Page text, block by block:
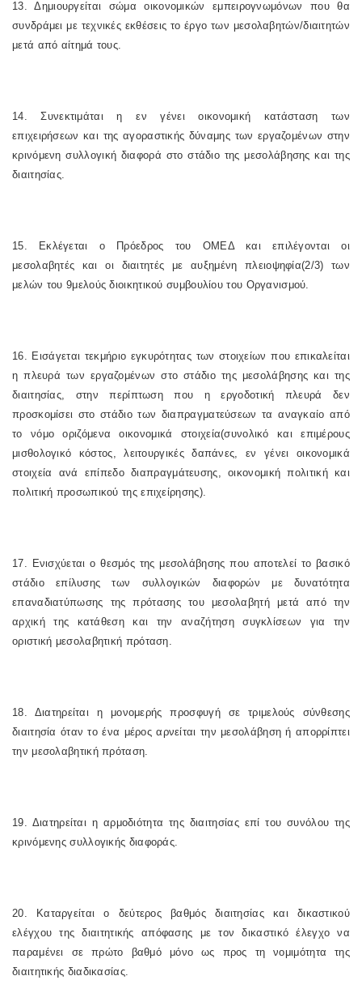
13. Δημιουργείται σώμα οικονομικών εμπειρογνωμόνων που θα
συνδράμει με τεχνικές εκθέσεις το έργο των μεσολαβητών/διαιτητών
μετά από αίτημά τους.
14. Συνεκτιμάται η εν γένει οικονομική κατάσταση των
επιχειρήσεων και της αγοραστικής δύναμης των εργαζομένων στην
κρινόμενη συλλογική διαφορά στο στάδιο της μεσολάβησης και της
διαιτησίας.
15. Εκλέγεται ο Πρόεδρος του ΟΜΕΔ και επιλέγονται οι
μεσολαβητές και οι διαιτητές με αυξημένη πλειοψηφία(2/3) των
μελών του 9μελούς διοικητικού συμβουλίου του Οργανισμού.
16. Εισάγεται τεκμήριο εγκυρότητας των στοιχείων που επικαλείται
η πλευρά των εργαζομένων στο στάδιο της μεσολάβησης και της
διαιτησίας, στην περίπτωση που η εργοδοτική πλευρά δεν
προσκομίσει στο στάδιο των διαπραγματεύσεων τα αναγκαίο από
το νόμο οριζόμενα οικονομικά στοιχεία(συνολικό και επιμέρους
μισθολογικό κόστος, λειτουργικές δαπάνες, εν γένει οικονομικά
στοιχεία ανά επίπεδο διαπραγμάτευσης, οικονομική πολιτική και
πολιτική προσωπικού της επιχείρησης).
17. Ενισχύεται ο θεσμός της μεσολάβησης που αποτελεί το βασικό
στάδιο επίλυσης των συλλογικών διαφορών με δυνατότητα
επαναδιατύπωσης της πρότασης του μεσολαβητή μετά από την
αρχική της κατάθεση και την αναζήτηση συγκλίσεων για την
οριστική μεσολαβητική πρόταση.
18. Διατηρείται η μονομερής προσφυγή σε τριμελούς σύνθεσης
διαιτησία όταν το ένα μέρος αρνείται την μεσολάβηση ή απορρίπτει
την μεσολαβητική πρόταση.
19. Διατηρείται η αρμοδιότητα της διαιτησίας επί του συνόλου της
κρινόμενης συλλογικής διαφοράς.
20. Καταργείται ο δεύτερος βαθμός διαιτησίας και δικαστικού
ελέγχου της διαιτητικής απόφασης με τον δικαστικό έλεγχο να
παραμένει σε πρώτο βαθμό μόνο ως προς τη νομιμότητα της
διαιτητικής διαδικασίας.